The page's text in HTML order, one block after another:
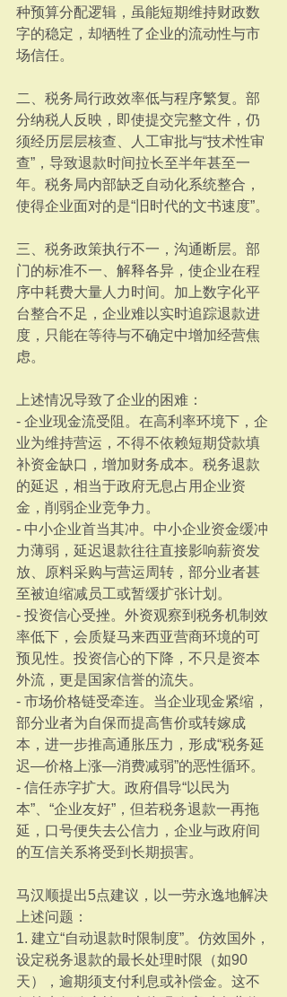
种预算分配逻辑，虽能短期维持财政数
字的稳定，却牺牲了企业的流动性与市
场信任。
二、税务局行政效率低与程序繁复。部
分纳税人反映，即使提交完整文件，仍
须经历层层核查、人工审批与“技术性审
查”，导致退款时间拉长至半年甚至一
年。税务局内部缺乏自动化系统整合，
使得企业面对的是“旧时代的文书速度”。
三、税务政策执行不一，沟通断层。部
门的标准不一、解释各异，使企业在程
序中耗费大量人力时间。加上数字化平
台整合不足，企业难以实时追踪退款进
度，只能在等待与不确定中增加经营焦
虑。
上述情况导致了企业的困难：
- 企业现金流受阻。在高利率环境下，企
业为维持营运，不得不依赖短期贷款填
补资金缺口，增加财务成本。税务退款
的延迟，相当于政府无息占用企业资
金，削弱企业竞争力。
- 中小企业首当其冲。中小企业资金缓冲
力薄弱，延迟退款往往直接影响薪资发
放、原料采购与营运周转，部分业者甚
至被迫缩减员工或暂缓扩张计划。
- 投资信心受挫。外资观察到税务机制效
率低下，会质疑马来西亚营商环境的可
预见性。投资信心的下降，不只是资本
外流，更是国家信誉的流失。
- 市场价格链受牵连。当企业现金紧缩，
部分业者为自保而提高售价或转嫁成
本，进一步推高通胀压力，形成“税务延
迟—价格上涨—消费减弱”的恶性循环。
- 信任赤字扩大。政府倡导“以民为
本”、“企业友好”，但若税务退款一再拖
延，口号便失去公信力，企业与政府间
的互信关系将受到长期损害。
马汉顺提出5点建议，以一劳永逸地解决
上述问题：
1. 建立“自动退款时限制度”。仿效国外，
设定税务退款的最长处理时限（如90
天），逾期须支付利息或补偿金。这不